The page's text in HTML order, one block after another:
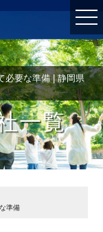
必要な準備 | 静岡県
一覧
準備